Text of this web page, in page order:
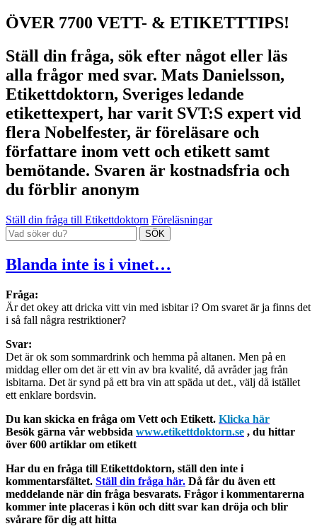
ÖVER 7700 VETT- & ETIKETTTIPS!
Ställ din fråga, sök efter något eller läs
alla frågor med svar. Mats Danielsson,
Etikettdoktorn, Sveriges ledande
etikettexpert, har varit SVT:S expert vid
flera Nobelfester, är föreläsare och
författare inom vett och etikett samt
bemötande. Svaren är kostnadsfria och
du förblir anonym
Ställ din fråga till Etikettdoktorn Föreläsningar
Blanda inte is i vinet…
Fråga:
Är det okey att dricka vitt vin med isbitar i? Om svaret är ja finns det
i så fall några restriktioner?
Svar:
Det är ok som sommardrink och hemma på altanen. Men på en
middag eller om det är ett vin av bra kvalité, då avråder jag från
isbitarna. Det är synd på ett bra vin att späda ut det., välj då istället
ett enklare bordsvin.
Du kan skicka en fråga om Vett och Etikett. Klicka här
Besök gärna vår webbsida www.etikettdoktorn.se , du hittar
över 600 artiklar om etikett
Har du en fråga till Etikettdoktorn, ställ den inte i
kommentarsfältet. Ställ din fråga här. Då får du även ett
meddelande när din fråga besvarats. Frågor i kommentarerna
kommer inte placeras i kön och ditt svar kan dröja och blir
svårare för dig att hitta